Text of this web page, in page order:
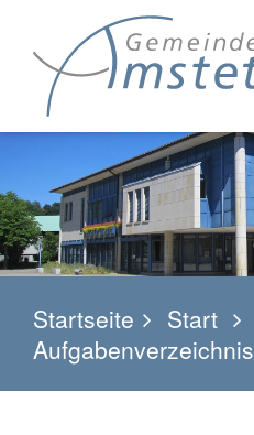
Startseite Start
Aufgabenverzeichnis